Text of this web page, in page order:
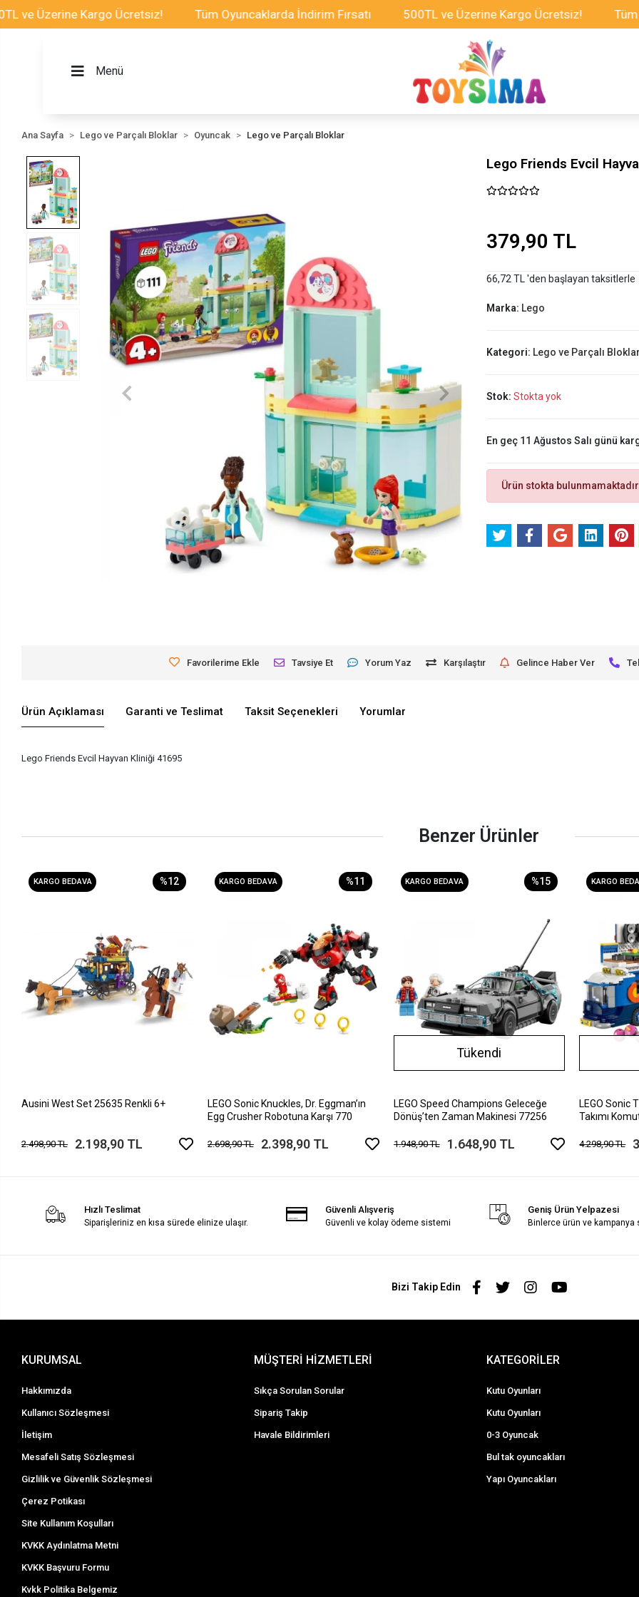
Üzerine Kargo Ücretsiz! Tüm Oyuncaklarda İndirim Fırsatı 500TL ve Üzerine Kargo Ücretsiz! Tüm
Menü
Ana Sayfa Lego ve Parçalı Bloklar Oyuncak Lego ve Parçalı Bloklar
Lego Friends Evcil
379,90 TL
66,72 TL 'den başlayan taksitlerle
Marka: Lego
Kategori: Lego ve Parçalı Bloklar
Stok: Stokta yok
En geç 11 Ağustos Salı günü
Ürün stokta bulunmamaktadır.
Favorilerime Ekle Tavsiye Et Yorum Yaz Karşılaştır Gelince Haber Ver
Ürün Açıklaması Garanti ve Teslimat Taksit Seçenekleri Yorumlar
Lego Friends Evcil Hayvan Kliniği 41695
Benzer Ürünler
KARGO BEDAVA %12
Ausini West Set 25635 Renkli 6+
2.498,90 TL 2.198,90 TL
KARGO BEDAVA %11
LEGO Sonic Knuckles, Dr. Eggman’ın
Egg Crusher Robotuna Karşı 770
2.698,90 TL 2.398,90 TL
KARGO BEDAVA %15
Tükendi
LEGO Speed Champions Geleceğe
Dönüş’ten Zaman Makinesi 77256
1.948,90 TL 1.648,90 TL
KARGO
LEGO Sonic
Takımı
4.298,90 TL
Hızlı Teslimat
Siparişleriniz en kısa sürede elinize ulaşır.
Güvenli Alışveriş
Güvenli ve kolay ödeme sistemi
Geniş Ürün Yelpazesi
Binlerce ürün ve kampanya
Bizi Takip Edin
KURUMSAL
Hakkımızda
Kullanıcı Sözleşmesi
İletişim
Mesafeli Satış Sözleşmesi
Gizlilik ve Güvenlik Sözleşmesi
Çerez Potikası
Site Kullanım Koşulları
KVKK Aydınlatma Metni
KVKK Başvuru Formu
Kvkk Politika Belgemiz
MÜŞTERİ HİZMETLERİ
Sıkça Sorulan Sorular
Sipariş Takip
Havale Bildirimleri
KATEGORİLER
Kutu Oyunları
Kutu Oyunları
0-3 Oyuncak
Bul tak oyuncakları
Yapı Oyuncakları